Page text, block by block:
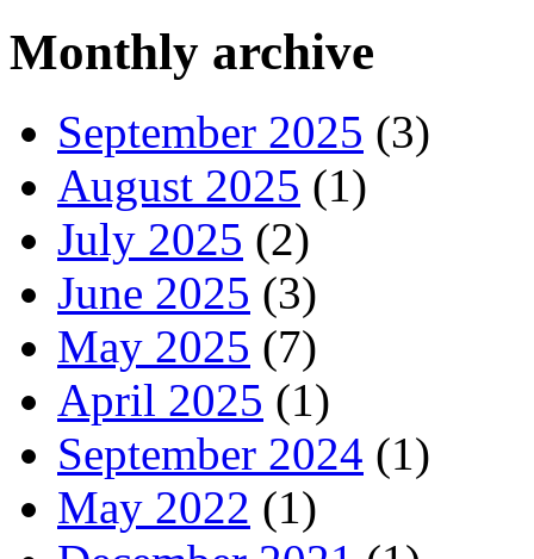
Monthly archive
September 2025 (3)
August 2025 (1)
July 2025 (2)
June 2025 (3)
May 2025 (7)
April 2025 (1)
September 2024 (1)
May 2022 (1)